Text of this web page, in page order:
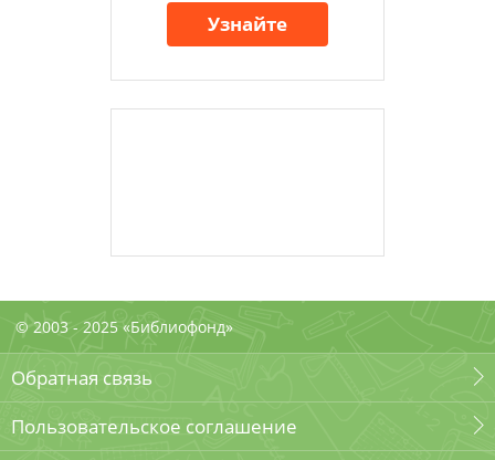
Узнайте
© 2003 - 2025 «Библиофонд»
Обратная связь
Пользовательское соглашение